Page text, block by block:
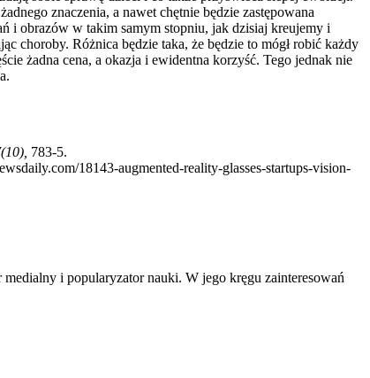
znaczenia, a nawet chętnie będzie zastępowana
i obrazów w takim samym stopniu, jak dzisiaj kreujemy i
choroby. Różnica będzie taka, że będzie to mógł robić każdy
żadna cena, a okazja i ewidentna korzyść. Tego jednak nie
783-5.
18143-augmented-reality-glasses-startups-vision-
medialny i popularyzator nauki. W jego kręgu zainteresowań